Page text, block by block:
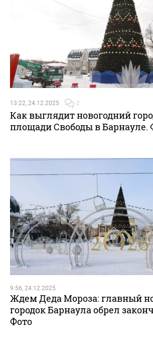
13:22, 24.12.2025 2
Как выглядит новогодний
площади Свободы в Барнауле.
9:56, 24.12.2025
Ждем Деда Мороза: главный
городок Барнаула обрел
Фото